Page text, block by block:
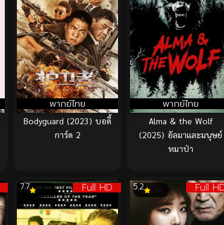
พากย์ไทย
Bodyguard (2023) บอดี้
การ์ด 2
พากย์ไทย
Alma & the Wolf
(2025) อัลมาและมนุษย์
หมาป่า
Full HD
7.7 Full
5.2